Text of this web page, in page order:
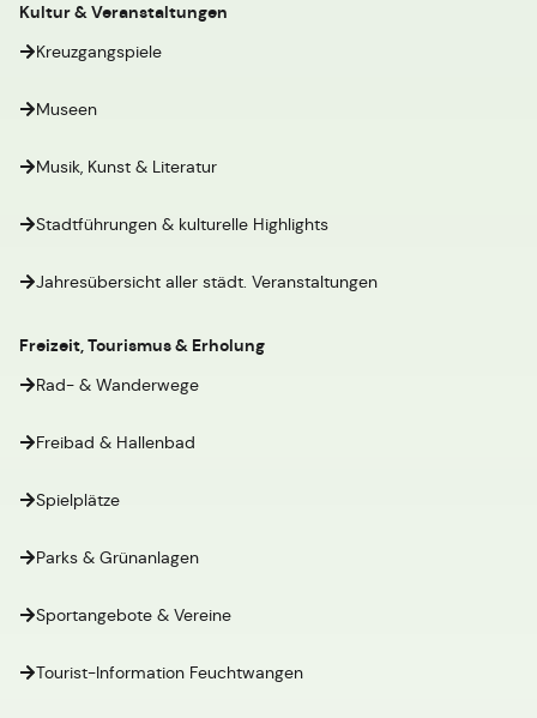
Kultur & Veranstaltungen
Kreuzgangspiele
Museen
Musik, Kunst & Literatur
Stadtführungen & kulturelle Highlights
Jahresübersicht aller städt. Veranstaltungen
Freizeit, Tourismus & Erholung
Rad- & Wanderwege
Freibad & Hallenbad
Spielplätze
Parks & Grünanlagen
Sportangebote & Vereine
Tourist-Information Feuchtwangen